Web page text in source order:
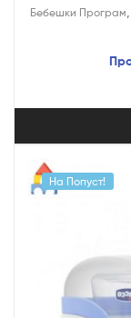
Бебешки Програм
На Попуст!